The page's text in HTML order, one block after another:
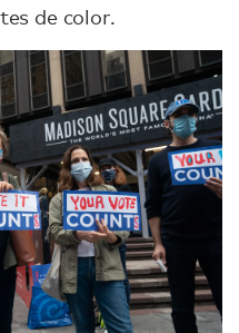
de color.